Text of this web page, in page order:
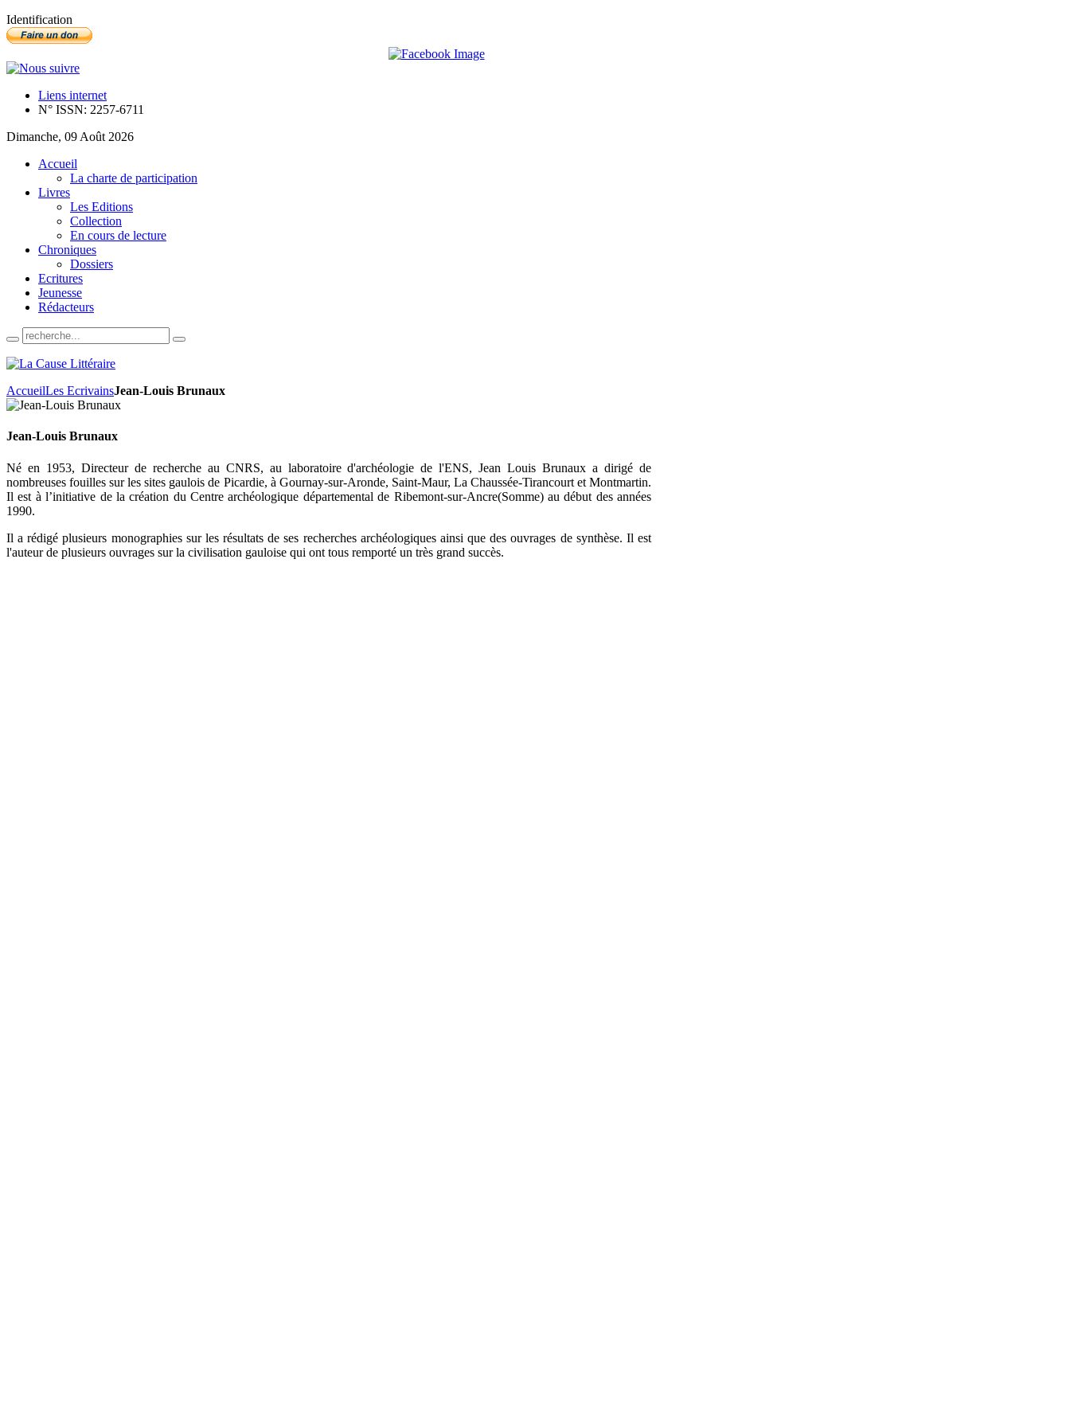
Identification
Liens internet
N° ISSN: 2257-6711
Dimanche, 09 Août 2026
Accueil
La charte de participation
Livres
Les Editions
Collection
En cours de lecture
Chroniques
Dossiers
Ecritures
Jeunesse
Rédacteurs
AccueilLes EcrivainsJean-Louis Brunaux
Jean-Louis Brunaux
Né en 1953, Directeur de recherche au CNRS, au laboratoire d'archéologie de l'ENS, Jean Louis Brunaux a dirigé de
nombreuses fouilles sur les sites gaulois de Picardie, à Gournay-sur-Aronde, Saint-Maur, La Chaussée-Tirancourt et Montmartin.
Il est à l’initiative de la création du Centre archéologique départemental de Ribemont-sur-Ancre(Somme) au début des années
1990.
Il a rédigé plusieurs monographies sur les résultats de ses recherches archéologiques ainsi que des ouvrages de synthèse. Il est
l'auteur de plusieurs ouvrages sur la civilisation gauloise qui ont tous remporté un très grand succès.